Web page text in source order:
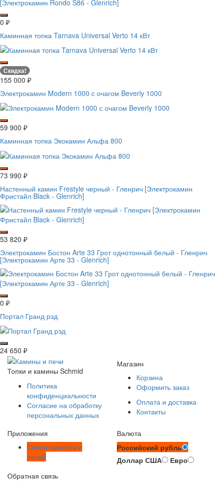
0 ₽
Каминная топка Tarnava Universal Verto 14 кВт
Скидка!
155 000 ₽
Электрокамин Modern 1000 с очагом Beverly 1000
59 900 ₽
Каминная топка Экокамин Альфа 800
73 990 ₽
Настенный камин Frestyle черный - Гленрич [Электрокамин
Фристайл Black - Glenrich]
53 820 ₽
Электрокамин Бостон Arte 33 Грот однотонный белый - Гленрич
[Электрокамин Арте 33 - Glenrich]
0 ₽
Портал Гранд рэд
24 650 ₽
Топки и камины Schmid
Политика
конфиденциальности
Согласие на обработку
персональных данных
Магазин
Корзина
Оформить заказ
Оплата и доставка
Контакты
Приложения
Салон каминов и
печей
Валюта
Российский рубль
Доллар США
Евро
Обратная связь